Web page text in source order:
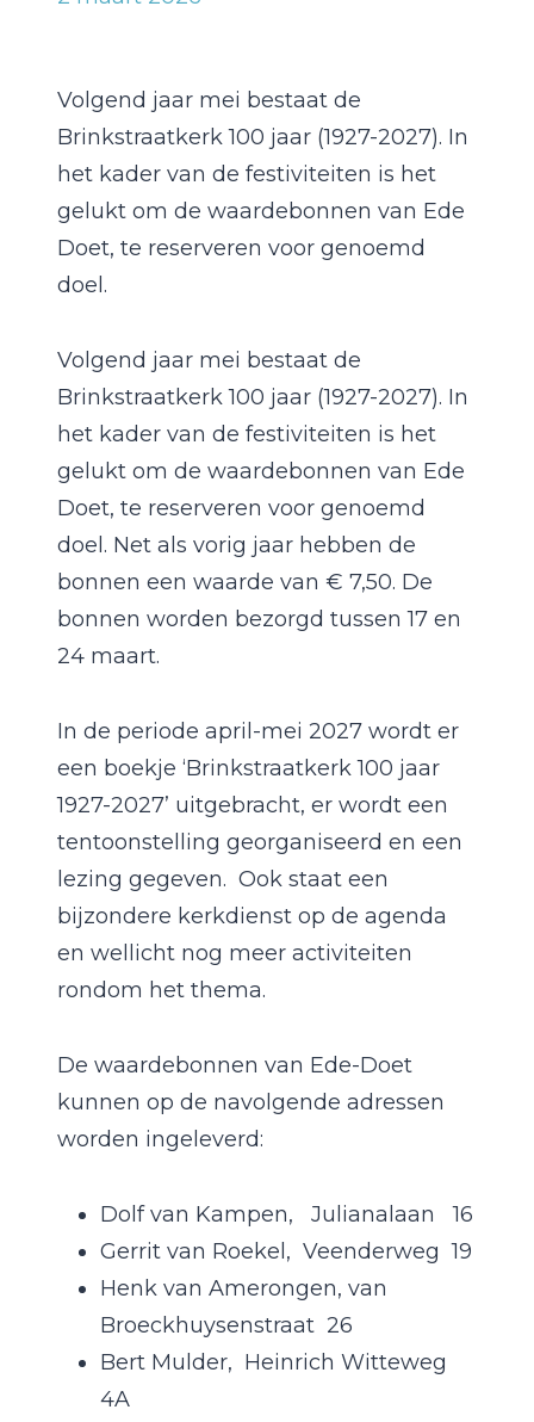
Volgend jaar mei bestaat de
Brinkstraatkerk 100 jaar (1927-2027). In
het kader van de festiviteiten is het
gelukt om de waardebonnen van Ede
Doet, te reserveren voor genoemd
doel.
Volgend jaar mei bestaat de
Brinkstraatkerk 100 jaar (1927-2027). In
het kader van de festiviteiten is het
gelukt om de waardebonnen van Ede
Doet, te reserveren voor genoemd
doel. Net als vorig jaar hebben de
bonnen een waarde van € 7,50. De
bonnen worden bezorgd tussen 17 en
24 maart.
In de periode april-mei 2027 wordt er
een boekje ‘Brinkstraatkerk 100 jaar
1927-2027’ uitgebracht, er wordt een
tentoonstelling georganiseerd en een
lezing gegeven. Ook staat een
bijzondere kerkdienst op de agenda
en wellicht nog meer activiteiten
rondom het thema.
De waardebonnen van Ede-Doet
kunnen op de navolgende adressen
worden ingeleverd:
Dolf van Kampen, Julianalaan 16
Gerrit van Roekel, Veenderweg 19
Henk van Amerongen, van
Broeckhuysenstraat 26
Bert Mulder, Heinrich Witteweg
4A